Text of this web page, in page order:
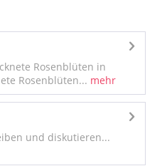
Rosenblüten in
Rosenblüten... mehr
und diskutieren...